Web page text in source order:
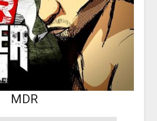
MDR